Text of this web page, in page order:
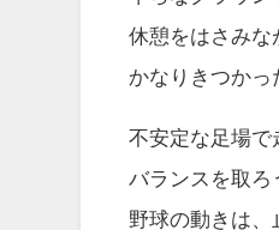
休憩をはさみな
かなりきつかっ
不安定な足場で
バランスを取ろ
野球の動きは、